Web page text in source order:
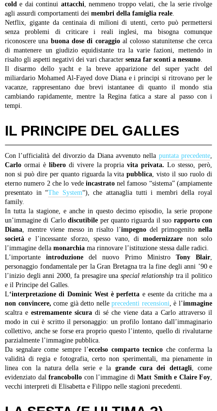
cold e dai continui attacchi, nemmeno troppo velati, che la serie rivolge
agli assurdi comportamenti dei membri della famiglia reale.
Netflix, gigante da centinaia di milioni di utenti, certo può permettersi
senza problemi di criticare i reali inglesi, ma bisogna comunque
riconoscere una buona dose di coraggioal colosso statunitense che cerca
di mantenere un giudizio equidistante tra la varie fazioni, mettendo in
risalto gli aspetti negativi dei vari character senza far sconti a nessuno.
Il disarmo dello yacht e la breve apparizione del super yacht del
miliardario Mohamed Al-Fayed dove Diana e i principi si ritrovano per le
vacanze, rappresentano due brevi istantanee di quanto il mondo stia
cambiando rapidamente, mentre la Regina fatica a stare al passo con i
tempi.
IL PRINCIPE DEL GALLES
Con l’ufficialità del divorzio da Diana avvenuto nella puntata precedente,
Carlo ormai è liberodi vivere la propriavita privata. Lo stesso, però,
non si può dire per quanto riguarda la vitapubblica, visto il suo ruolo di
eterno numero 2 che lo vede incastratonel famoso “sistema” (ampiamente
presentato in “The System“), che attanaglia tutti i membri della royal
family.
In tutta la stagione, e anche in questo decimo episodio, la serie propone
un’immagine di Carlodiscutibile per quanto riguarda il suo rapporto con
Diana, mentre viene messo in risalto l’impegno del primogenito nella
società e l’incessante sforzo, spesso vano, dimodernizzare non solo
l’immagine della monarchia ma rinnovare l’istituzione stessa dalle radici.
L’importanteintroduzione del nuovo Primo Ministro Tony Blair,
personaggio fondamentale per la Gran Bretagna tra la fine degli anni ’90 e
l’inizio degli anni 2000, fa presagire una special relationship tra il politico
e il Principe del Galles.
L‘interpretazione di Dominic West è perfetta e esente da critiche ma a
non convincere, come già detto nelleprecedenti recensioni, è l’immagine
scaltra e estremamente sicura di sé che viene data a Carlo attraverso il
modo in cui è scritto il personaggio: un profilo lontano dall’immaginario
collettivo, anche se forse era proprio questo l’intento, quello di rivalutarne
parzialmente l’immagine pubblica.
Da segnalare come sempre l’eccelso comparto tecnico che conferma la
validità di regia e fotografia, certo non sperimentali, ma pienamente in
linea con la natura della serie e la grande cura dei dettagli, come
evidenziato dal francobollo con l’immagine di Matt Smith e Claire Foy,
vecchi interpreti di Elisabetta e Filippo nelle stagioni precedenti.